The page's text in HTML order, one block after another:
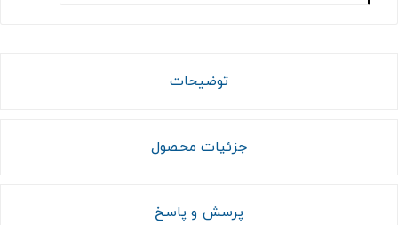
توضیحات
جزئیات محصول
پرسش و پاسخ